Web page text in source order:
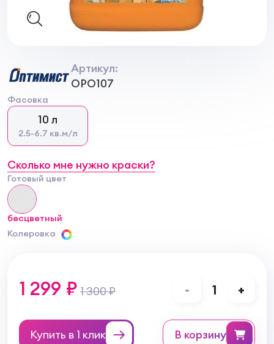
Артикул:
OPO107
Фасовка
10 л
2.5-6.7 кв.м/л
Сколько мне нужно краски?
Готовый цвет
бесцветный
Колеровка
1 299 ₽ 1 300 ₽ - 1 +
Купить в 1 клик в корзину